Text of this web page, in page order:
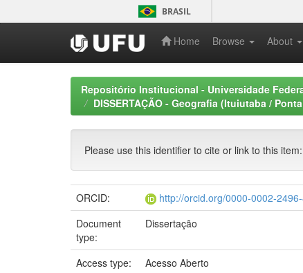
navigation
BRASIL
Home Browse About
Repositório Institucional - Universidade
DISSERTAÇÃO - Geografia (Ituiutaba /
Please use this identifier to cite or link to this item:
ORCID:
http://orcid.org/0000-0002-
Document
type:
Dissertação
Access type:
Acesso Aberto